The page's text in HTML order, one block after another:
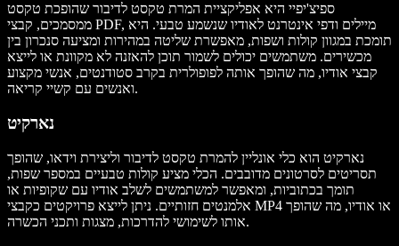
ספיצ'יפיי היא אפליקציית המרת טקסט לדיבור שהופכת טקסט
ממסמכים, קבצי PDF, מיילים ודפי אינטרנט לאודיו שנשמע טבעי. היא
תומכת במגוון קולות ושפות, מאפשרת שליטה במהירות ומציעה סנכרון בין
מכשירים. משתמשים יכולים לשמור תוכן להאזנה לא מקוונת או לייצא
קבצי אודיו, מה שהופך אותה לפופולרית בקרב סטודנטים, אנשי מקצוע
ואנשים עם קשיי קריאה.
נארקיט
נארקיט הוא כלי אונליין להמרת טקסט לדיבור וליצירת וידאו, שהופך
תסריטים לסרטונים מדובבים. הכלי מציע קולות טבעיים במספר שפות,
תומך בכתוביות, ומאפשר למשתמשים לשלב אודיו עם שקופיות או
אלמנטים חזותיים. ניתן לייצא פרויקטים כקבצי MP4 או אודיו, מה שהופך
אותו לשימושי להדרכות, מצגות ותכני הכשרה.